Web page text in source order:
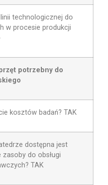
do
w procesie produkcji
potrzebny do
kosztów badań? TAK
dostępna jest
do obsługi
TAK